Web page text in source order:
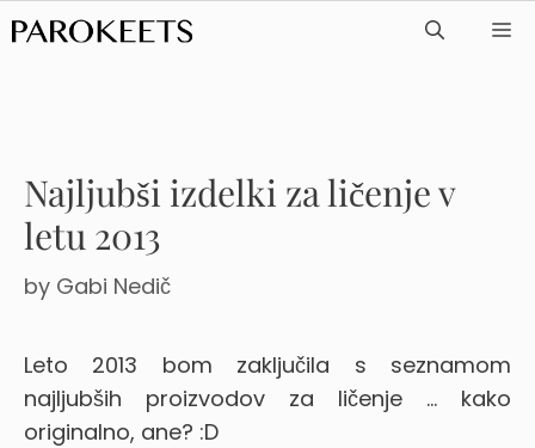
Skip
to
Najljubši izdelki za ličenje v
letu 2013
by Gabi Nedič
Leto 2013 bom zaključila s seznamom
najljubših proizvodov za ličenje … kako
originalno, ane? :D